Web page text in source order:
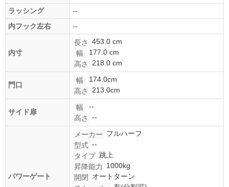
ラッシング
--
内フック左右
--
内寸
長さ
453.0 cm
幅
177.0 cm
高さ
218.0 cm
門口
幅
174.0cm
高さ
213.0cm
サイド扉
幅
--
高さ
--
パワーゲート
メーカー フルハーフ
型式 --
タイプ 跳上
昇降能力
1000kg
開閉
オートターン